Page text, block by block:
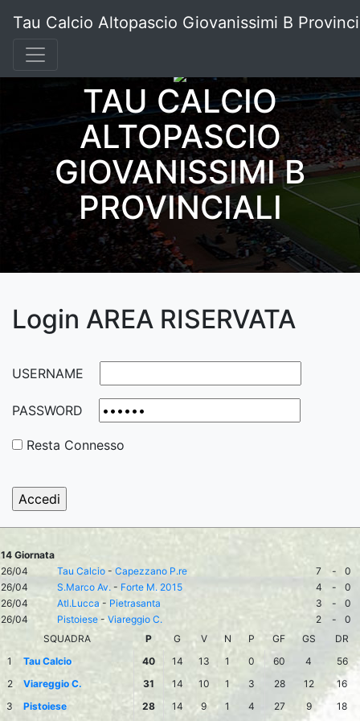
Tau Calcio Altopascio Giovanissimi B
TAU CALCIO
ALTOPASCIO
GIOVANISSIMI B
PROVINCIALI
Login AREA RISERVATA
USERNAME
PASSWORD
Resta Connesso
14 Giornata
26/04
Tau Calcio - Capezzano P.re 7 -
0
26/04
S.Marco Av. - Forte M. 2015 4 -
0
26/04
Atl.Lucca - Pietrasanta 3 -
0
26/04
Pistoiese -Viareggio C. 2 -
0
SQUADRA
P G V N P GF GS
DR
1
Tau Calcio 40 14 13 1 0 60 4
56
2
Viareggio C. 31 14 10 1 3 28 12
16
3
Pistoiese 28 14 9 1 4 27 9 18